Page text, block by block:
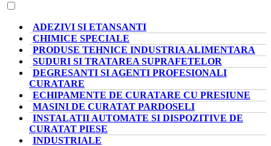
ADEZIVI SI ETANSANTI
CHIMICE SPECIALE
PRODUSE TEHNICE INDUSTRIA ALIMENTARA
SUDURI SI TRATAREA SUPRAFETELOR
DEGRESANTI SI AGENTI PROFESIONALI
CURATARE
ECHIPAMENTE DE CURATARE CU PRESIUNE
MASINI DE CURATAT PARDOSELI
INSTALATII AUTOMATE SI DISPOZITIVE DE
CURATAT PIESE
INDUSTRIALE